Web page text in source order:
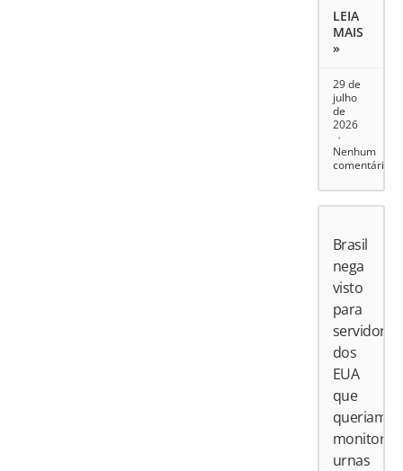
LEIA
MAIS
»
29 de
julho
de
2026
Nenhum
comentário
Brasil
nega
visto
para
servidores
dos
EUA
que
queriam
monitorar
urnas